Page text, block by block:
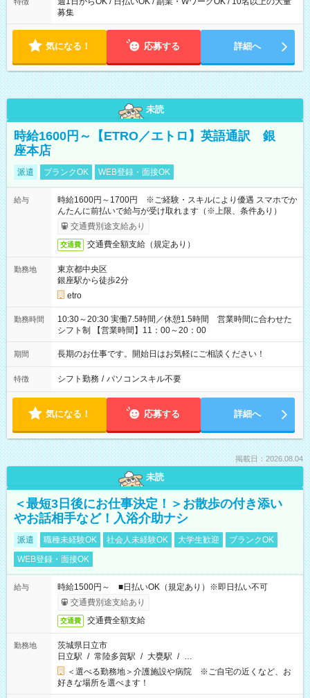
募集
気になる！ 応募する 詳細へ
未読
時給1600円～【ETRO／エトロ】英語通訳 銀
座本店
派遣 ブランクOK WEB登録・面接OK
給与
時給1600円～1700円 ※ご経験・スキルにより優遇 スマホでか
んたんに前払いで給与が受け取れます（※上限、条件あり）
交通費別途支給あり
交通費 交通費全額支給（規定あり）
勤務地
東京都中央区
銀座駅から徒歩2分
etro
勤務時間
10:30～20:30 実働7.5時間／休憩1.5時間 営業時間に合わせた
シフト制 【営業時間】11：00～20：00
期間 長期のお仕事です。開始日はお気軽にご相談ください！
特徴 シフト勤務 / パソコンスキル不要
気になる！ 応募する 詳細へ
掲載日：2026.08.04
未読
＜最短3日後にお仕事決定！＞お散歩の付き添い
やお話相手など！入浴介助ナシ
派遣 職種未経験OK 社会人未経験OK 大学生歓迎
ブランクOK
WEB登録・面接OK
給与
時給1500円～ ■日払いOK（規定あり）※即日払い不可
交通費別途支給あり
交通費 交通費全額支給
勤務地
茨城県日立市
日立駅 / 常陸多賀駅 / 大甕駅 / …
＜選べる勤務地＞介護施設や病院 ※ご自宅の近くなど、お
好きな場所を選べます！